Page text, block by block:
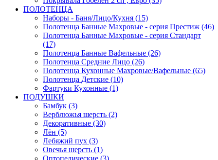
ПОЛОТЕНЦА
Наборы - Баня/Лицо/Кухня (15)
Полотенца Банные Махровые - серия Престиж (46)
Полотенца Банные Махровые - серия Стандарт
(17)
Полотенца Банные Вафельные (26)
Полотенца Средние Лицо (26)
Полотенца Кухонные Махровые/Вафельные (65)
Полотенца Детские (10)
Фартуки Кухонные (1)
ПОДУШКИ
Бамбук (3)
Верблюжья шерсть (2)
Декоративные (30)
Лён (5)
Лебяжий пух (3)
Овечья шерсть (1)
Ортопедические (3)